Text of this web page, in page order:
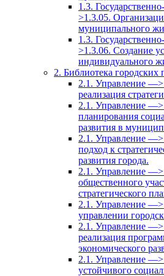
1.3.
>1.3.05.
муниципального
1.3.
>1.3.06. Создание
индивидуального
2. Библиотека городских
2.1. Управление —>
реализация
2.1. Управление
планирования
развития в
2.1. Управление
подход к
развития города.
2.1. Управление
общественного
стратегического
2.1. Управление
управлении
2.1. Управление
реализация
экономического
2.1. Управление
устойчивого